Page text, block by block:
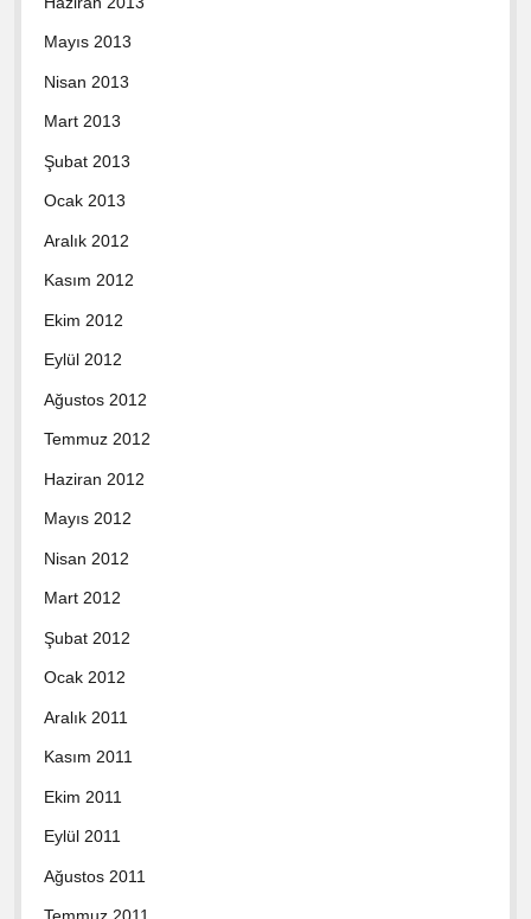
Mayıs 2013
Nisan 2013
Mart 2013
Şubat 2013
Ocak 2013
Aralık 2012
Kasım 2012
Ekim 2012
Eylül 2012
Ağustos 2012
Temmuz 2012
Haziran 2012
Mayıs 2012
Nisan 2012
Mart 2012
Şubat 2012
Ocak 2012
Aralık 2011
Kasım 2011
Ekim 2011
Eylül 2011
Ağustos 2011